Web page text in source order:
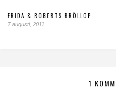
FRIDA & ROBERTS BRÖLLOP
7 augusti, 2011
1